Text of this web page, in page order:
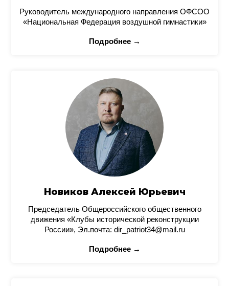
Руководитель международного направления ОФСОО
«Национальная Федерация воздушной гимнастики»
Подробнее →
Новиков Алексей Юрьевич
Председатель Общероссийского общественного
движения «Клубы исторической реконструкции
России», Эл.почта: dir_patriot34@mail.ru
Подробнее →